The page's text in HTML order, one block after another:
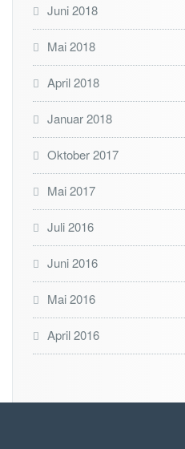
Juni 2018
Mai 2018
April 2018
Januar 2018
Oktober 2017
Mai 2017
Juli 2016
Juni 2016
Mai 2016
April 2016